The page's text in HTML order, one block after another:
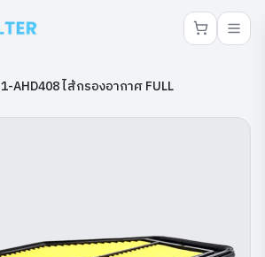
1-AHD408 ไส้กรองอากาศ FULL